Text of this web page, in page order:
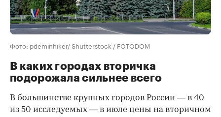
Фото: pdeminhiker/ Shutterstock / FOTODOM
В каких городах вторичка
подорожала сильнее всего
В большинстве крупных городов России — в 40
из 50 исследуемых — в июле цены на вторичном